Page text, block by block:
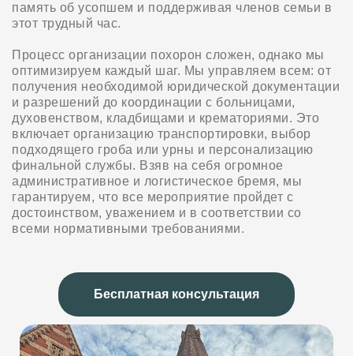
память об усопшем и поддерживая членов семьи в
этот трудный час.
Процесс организации похорон сложен, однако мы
оптимизируем каждый шаг. Мы управляем всем: от
получения необходимой юридической документации
и разрешений до координации с больницами,
духовенством, кладбищами и крематориями. Это
включает организацию транспортировки, выбор
подходящего гроба или урны и персонализацию
финальной службы. Взяв на себя огромное
административное и логистическое бремя, мы
гарантируем, что все мероприятие пройдет с
достоинством, уважением и в соответствии со
всеми нормативными требованиями.
Бесплатная консультация